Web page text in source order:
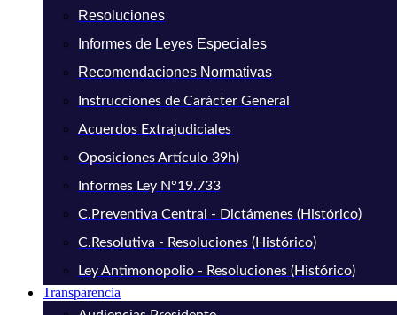
Resoluciones
Informes de Leyes Especiales
Recomendaciones Normativas
Instrucciones de Carácter General
Acuerdos Extrajudiciales
Oposiciones Artículo 39h)
Informes Ley N°19.733
C.Preventiva Central - Dictámenes (Histórico)
C.Resolutiva - Resoluciones (Histórico)
Ley Antimonopolio - Resoluciones (Histórico)
Transparencia